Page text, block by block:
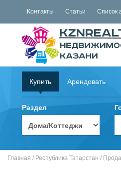
Контакты Статьи Список
Купить Арендовать
Раздел
Главная / Республика Татарстан /